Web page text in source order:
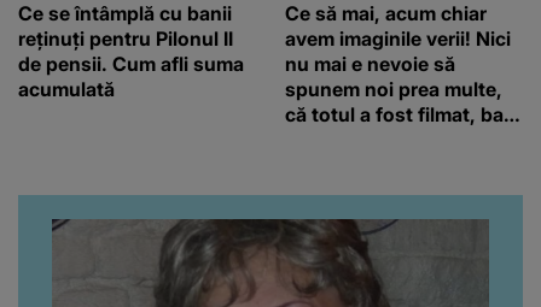
Ce se întâmplă cu banii
reținuți pentru Pilonul II
de pensii. Cum afli suma
acumulată
Ce să mai, acum chiar
avem imaginile verii! Nici
nu mai e nevoie să
spunem noi prea multe,
că totul a fost filmat, ba
da, frumoasa iubită a lui
Florin Ristei e...